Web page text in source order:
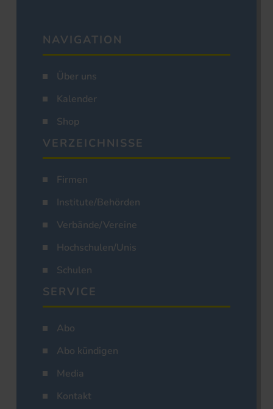
NAVIGATION
Über uns
Kalender
Shop
VERZEICHNISSE
Firmen
Institute/Behörden
Verbände/Vereine
Hochschulen/Unis
Schulen
SERVICE
Abo
Abo kündigen
Media
Kontakt